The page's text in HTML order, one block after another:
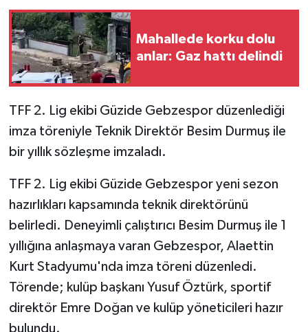
Mahallede korku dolu
anlar: Gaz hattı delindi
TFF 2. Lig ekibi Güzide Gebzespor düzenlediği
imza töreniyle Teknik Direktör Besim Durmuş ile
bir yıllık sözleşme imzaladı.
TFF 2. Lig ekibi Güzide Gebzespor yeni sezon
hazırlıkları kapsamında teknik direktörünü
belirledi. Deneyimli çalıştırıcı Besim Durmuş ile 1
yıllığına anlaşmaya varan Gebzespor, Alaettin
Kurt Stadyumu'nda imza töreni düzenledi.
Törende; kulüp başkanı Yusuf Öztürk, sportif
direktör Emre Doğan ve kulüp yöneticileri hazır
bulundu.